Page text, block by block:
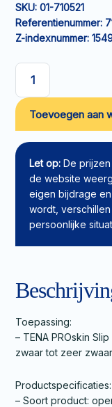
SKU: 01-710521
Referentienummer:
Z-indexnummer:
TENA
PROskin
Ultima
M
aantal
Toevoegen aan
Let op: De
de website
eigen bijdrage
wordt,
persoonlijke
Toepassing:
– TENA PROskin
zwaar tot zeer
Productspecificaties:
– Soort product: